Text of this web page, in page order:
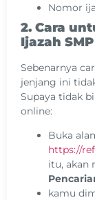
Nomor
2. Cara
Ijazah SMP
Sebenarnya
jenjang ini
Supaya tidak
online:
Buka
https://
itu, akan
kamu